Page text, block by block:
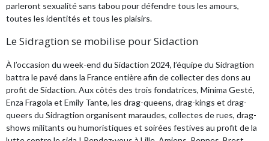
parleront sexualité sans tabou pour défendre tous les amours,
toutes les identités et tous les plaisirs.
Le Sidragtion se mobilise pour Sidaction
À l’occasion du week-end du Sidaction 2024, l’équipe du Sidragtion
battra le pavé dans la France entière afin de collecter des dons au
profit de Sidaction. Aux côtés des trois fondatrices, Minima Gesté,
Enza Fragola et Emily Tante, les drag-queens, drag-kings et drag-
queers du Sidragtion organisent maraudes, collectes de rues, drag-
shows militants ou humoristiques et soirées festives au profit de la